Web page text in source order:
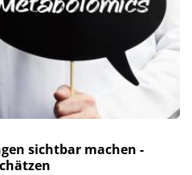
sichtbar machen -